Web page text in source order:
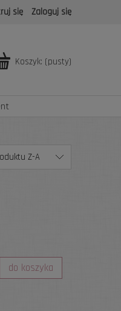
się Zaloguj się
Koszyk: (pusty)
Z-A
do koszyka